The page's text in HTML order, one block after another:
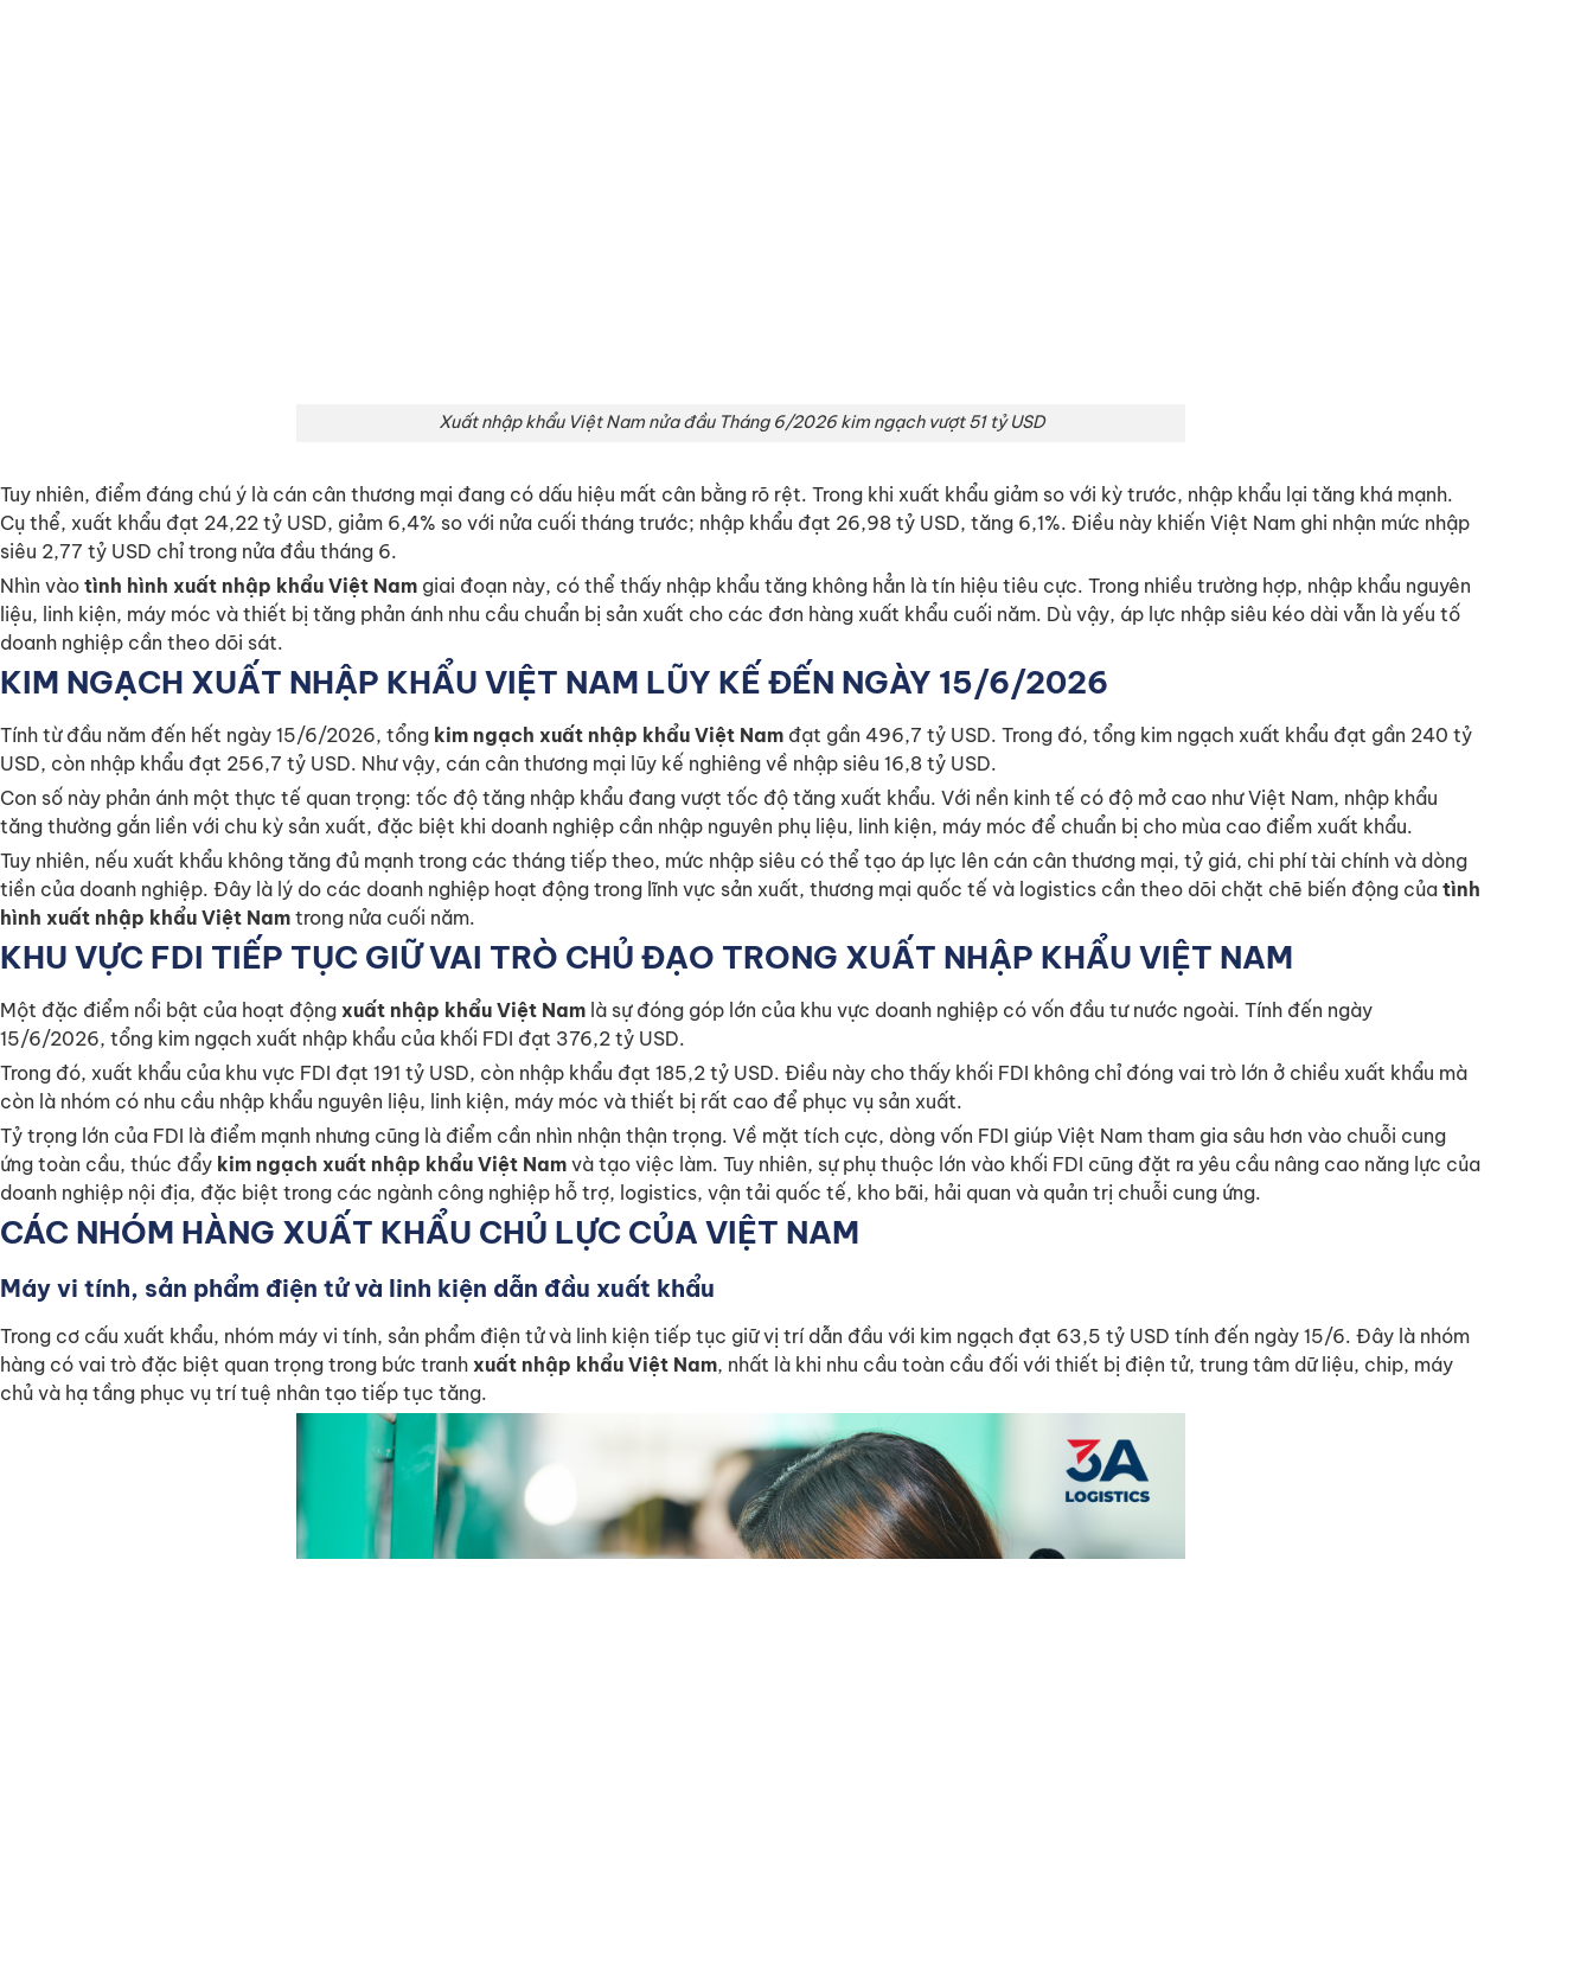
Xuất nhập khẩu Việt Nam nửa đầu Tháng 6/2026 kim ngạch vượt 51 tỷ USD
Tuy nhiên, điểm đáng chú ý là cán cân thương mại đang có dấu hiệu mất cân bằng rõ rệt. Trong khi xuất khẩu giảm so với kỳ trước, nhập khẩu lại tăng khá mạnh.
Cụ thể, xuất khẩu đạt 24,22 tỷ USD, giảm 6,4% so với nửa cuối tháng trước; nhập khẩu đạt 26,98 tỷ USD, tăng 6,1%. Điều này khiến Việt Nam ghi nhận mức nhập
siêu 2,77 tỷ USD chỉ trong nửa đầu tháng 6.
Nhìn vào tình hình xuất nhập khẩu Việt Nam giai đoạn này, có thể thấy nhập khẩu tăng không hẳn là tín hiệu tiêu cực. Trong nhiều trường hợp, nhập khẩu nguyên
liệu, linh kiện, máy móc và thiết bị tăng phản ánh nhu cầu chuẩn bị sản xuất cho các đơn hàng xuất khẩu cuối năm. Dù vậy, áp lực nhập siêu kéo dài vẫn là yếu tố
doanh nghiệp cần theo dõi sát.
KIM NGẠCH XUẤT NHẬP KHẨU VIỆT NAM LŨY KẾ ĐẾN NGÀY 15/6/2026
Tính từ đầu năm đến hết ngày 15/6/2026, tổng kim ngạch xuất nhập khẩu Việt Nam đạt gần 496,7 tỷ USD. Trong đó, tổng kim ngạch xuất khẩu đạt gần 240 tỷ
USD, còn nhập khẩu đạt 256,7 tỷ USD. Như vậy, cán cân thương mại lũy kế nghiêng về nhập siêu 16,8 tỷ USD.
Con số này phản ánh một thực tế quan trọng: tốc độ tăng nhập khẩu đang vượt tốc độ tăng xuất khẩu. Với nền kinh tế có độ mở cao như Việt Nam, nhập khẩu
tăng thường gắn liền với chu kỳ sản xuất, đặc biệt khi doanh nghiệp cần nhập nguyên phụ liệu, linh kiện, máy móc để chuẩn bị cho mùa cao điểm xuất khẩu.
Tuy nhiên, nếu xuất khẩu không tăng đủ mạnh trong các tháng tiếp theo, mức nhập siêu có thể tạo áp lực lên cán cân thương mại, tỷ giá, chi phí tài chính và dòng
tiền của doanh nghiệp. Đây là lý do các doanh nghiệp hoạt động trong lĩnh vực sản xuất, thương mại quốc tế và logistics cần theo dõi chặt chẽ biến động của tình
hình xuất nhập khẩu Việt Nam trong nửa cuối năm.
KHU VỰC FDI TIẾP TỤC GIỮ VAI TRÒ CHỦ ĐẠO TRONG XUẤT NHẬP KHẨU VIỆT NAM
Một đặc điểm nổi bật của hoạt động xuất nhập khẩu Việt Nam là sự đóng góp lớn của khu vực doanh nghiệp có vốn đầu tư nước ngoài. Tính đến ngày
15/6/2026, tổng kim ngạch xuất nhập khẩu của khối FDI đạt 376,2 tỷ USD.
Trong đó, xuất khẩu của khu vực FDI đạt 191 tỷ USD, còn nhập khẩu đạt 185,2 tỷ USD. Điều này cho thấy khối FDI không chỉ đóng vai trò lớn ở chiều xuất khẩu mà
còn là nhóm có nhu cầu nhập khẩu nguyên liệu, linh kiện, máy móc và thiết bị rất cao để phục vụ sản xuất.
Tỷ trọng lớn của FDI là điểm mạnh nhưng cũng là điểm cần nhìn nhận thận trọng. Về mặt tích cực, dòng vốn FDI giúp Việt Nam tham gia sâu hơn vào chuỗi cung
ứng toàn cầu, thúc đẩy kim ngạch xuất nhập khẩu Việt Nam và tạo việc làm. Tuy nhiên, sự phụ thuộc lớn vào khối FDI cũng đặt ra yêu cầu nâng cao năng lực của
doanh nghiệp nội địa, đặc biệt trong các ngành công nghiệp hỗ trợ, logistics, vận tải quốc tế, kho bãi, hải quan và quản trị chuỗi cung ứng.
CÁC NHÓM HÀNG XUẤT KHẨU CHỦ LỰC CỦA VIỆT NAM
Máy vi tính, sản phẩm điện tử và linh kiện dẫn đầu xuất khẩu
Trong cơ cấu xuất khẩu, nhóm máy vi tính, sản phẩm điện tử và linh kiện tiếp tục giữ vị trí dẫn đầu với kim ngạch đạt 63,5 tỷ USD tính đến ngày 15/6. Đây là nhóm
hàng có vai trò đặc biệt quan trọng trong bức tranh xuất nhập khẩu Việt Nam, nhất là khi nhu cầu toàn cầu đối với thiết bị điện tử, trung tâm dữ liệu, chip, máy
chủ và hạ tầng phục vụ trí tuệ nhân tạo tiếp tục tăng.